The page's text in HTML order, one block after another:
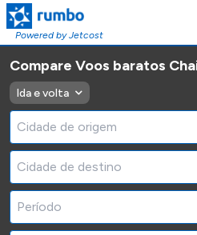
Powered by Jetcost
Compare Voos baratos
Ida e volta